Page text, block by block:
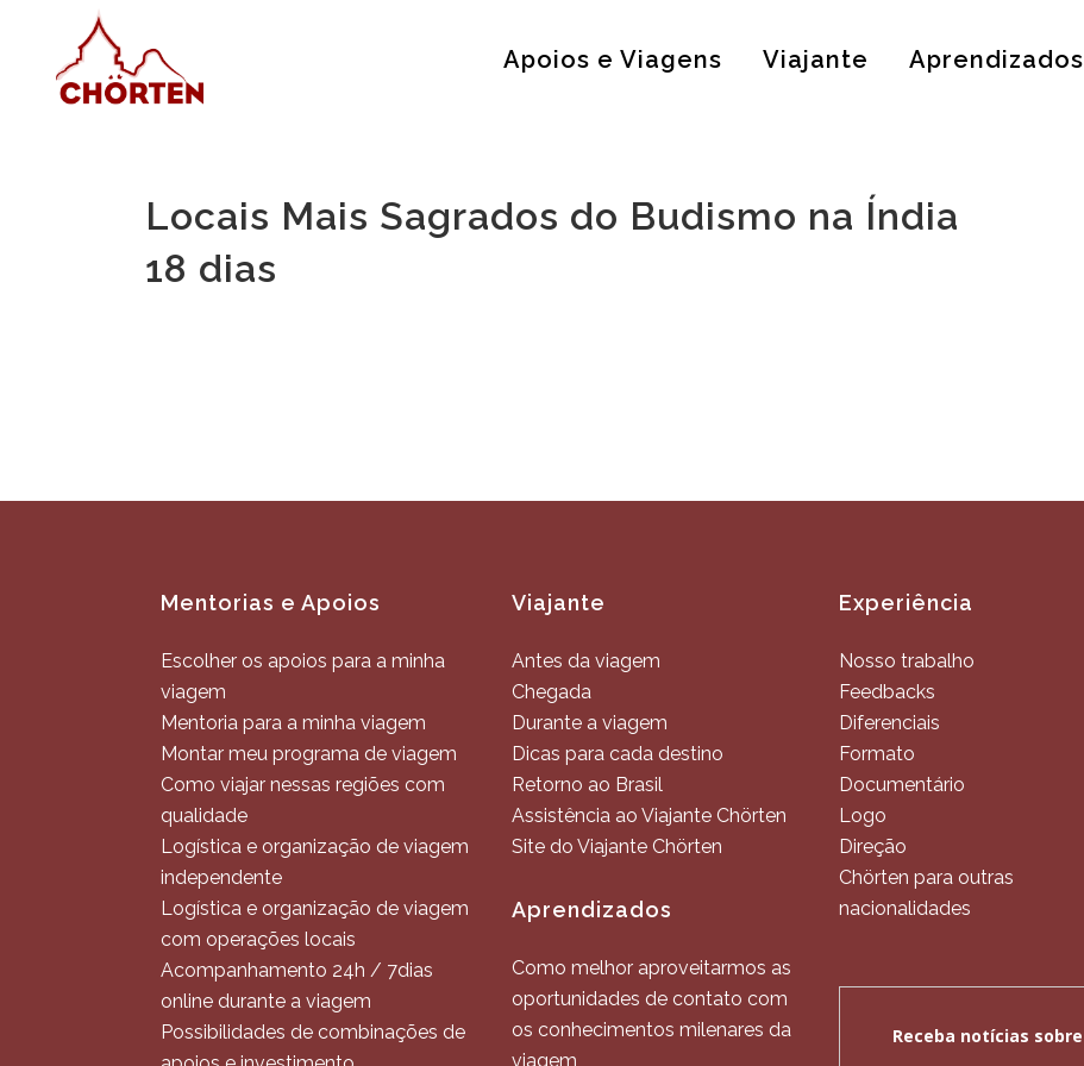
Apoios e Viagens Viajante Aprendizados
Locais Mais Sagrados do Budismo na Índia
18 dias
Mentorias e Apoios
Escolher os apoios para a minha
viagem
Mentoria para a minha viagem
Montar meu programa de viagem
Como viajar nessas regiões com
qualidade
Logística e organização de viagem
independente
Logística e organização de viagem
com operações locais
Acompanhamento 24h / 7dias
online durante a viagem
Possibilidades de combinações de
Viajante
Antes da viagem
Chegada
Durante a viagem
Dicas para cada destino
Retorno ao Brasil
Assistência ao Viajante Chörten
Site do Viajante Chörten
Aprendizados
Como melhor aproveitarmos as
oportunidades de contato com
os conhecimentos milenares da
viagem
Experiência
Nosso trabalho
Feedbacks
Diferenciais
Formato
Documentário
Logo
Direção
Chörten para outras
nacionalidades